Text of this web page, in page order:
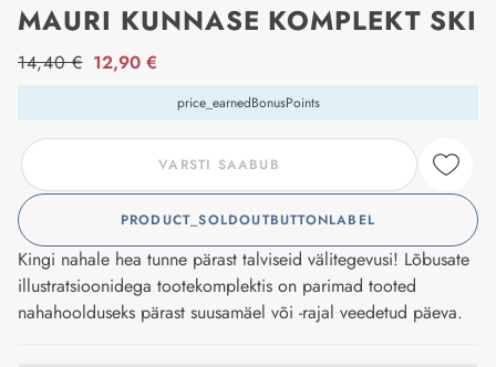
MAURI KUNNASE KOMPLEKT SKI
price_label
14,40 € 12,90 €
price_earnedBonusPoints
VARSTI SAABUB
PRODUCT_SOLDOUTBUTTONLABEL
Kingi nahale hea tunne pärast talviseid välitegevusi! Lõbusate
illustratsioonidega tootekomplektis on parimad tooted
nahahoolduseks pärast suusamäel või -rajal veedetud päeva.